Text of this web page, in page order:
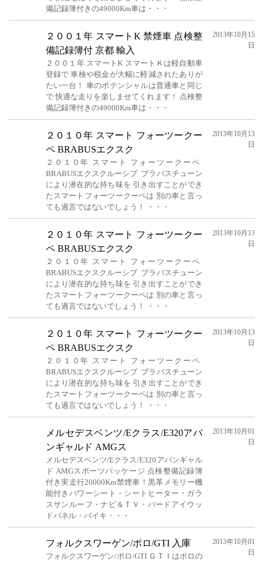
備記録簿付きの49000Km車は・・・
２００１年 スマートK 禁煙車 点検整
備記録簿付 京都 輸入
２００１年 スマートK スマートＫは軽自動車
登録で 車検や税金が大幅に軽減されたありが
たい一台！ 車のポテンシャルは普通車と同じ
で 快適な走りを楽しませてくれます！ 点検整
備記録簿付きの49000Km車は・・・
2013年10月15
日
２０１０年 スマート フォーツークー
ペ BRABUSエクスク
２０１０年 スマート フォーツークーペ
BRABUSエクスクルーシブ ブラバスチューン
により潜在的な持ち味を 引き出すことができ
たスマートフォーツークーペは 別の車と言っ
ても過言ではないでしょう！ ・・・
2013年10月13
日
２０１０年 スマート フォーツークー
ペ BRABUSエクスク
２０１０年 スマート フォーツークーペ
BRABUSエクスクルーシブ ブラバスチューン
により潜在的な持ち味を 引き出すことができ
たスマートフォーツークーペは 別の車と言っ
ても過言ではないでしょう！ ・・・
2013年10月13
日
２０１０年 スマート フォーツークー
ペ BRABUSエクスク
２０１０年 スマート フォーツークーペ
BRABUSエクスクルーシブ ブラバスチューン
により潜在的な持ち味を 引き出すことができ
たスマートフォーツークーペは 別の車と言っ
ても過言ではないでしょう！ ・・・
2013年10月13
日
メルセデスベンツ/Eクラス/E320アバ
ンギャルド AMGス
メルセデスベンツ/Eクラス/E320アバンギャル
ド AMGスポーツパッケージ 点検整備記録簿
付き実走行20000Km禁煙車！黒革メモリー機
能付きパワーシート・シートヒーター・ガラ
スサンルーフ・ナビ＆ＴＶ・バードアイウッ
ドパネル・バイキ・・・
2013年10月01
日
フォルクスワーゲン/ポロ/GTI 入庫
フォルクスワーゲン/ポロ/GTI ＧＴＩはポロの
2013年10月01
日